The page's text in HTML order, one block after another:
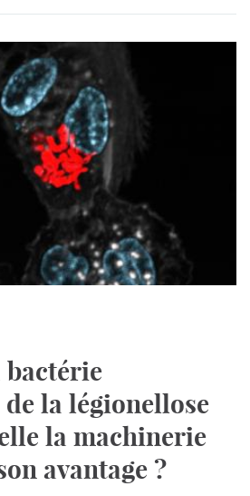
bactérie
la légionellose
la machinerie
avantage ?